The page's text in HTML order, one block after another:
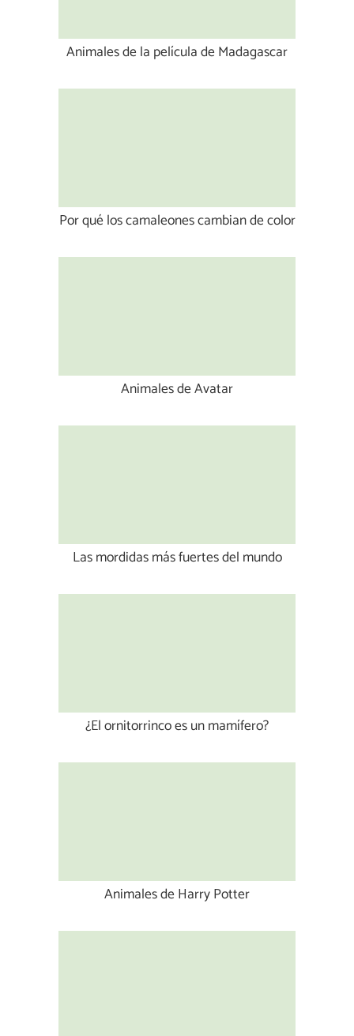
Animales de la película de Madagascar
Por qué los camaleones cambian de color
Animales de Avatar
Las mordidas más fuertes del mundo
¿El ornitorrinco es un mamífero?
Animales de Harry Potter